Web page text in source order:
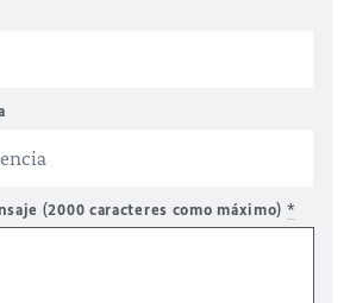
(2000 caracteres como máximo) *